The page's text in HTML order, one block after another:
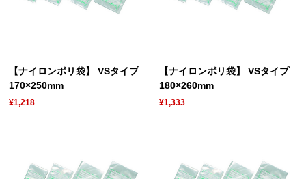
【ナイロンポリ袋】 VSタイプ
170×250mm
¥1,218
【ナイロンポリ袋】 VSタイプ
180×260mm
¥1,333